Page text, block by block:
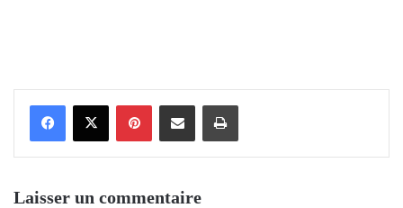
Laisser un commentaire